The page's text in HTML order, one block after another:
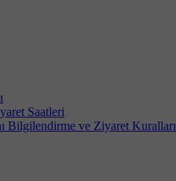
Saatleri
Bilgilendirme ve Ziyaret Kuralları